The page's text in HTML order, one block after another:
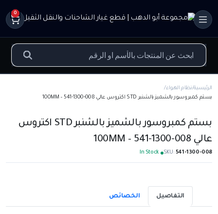
0
الرئيسية نظام الهواء
بستم كمبروسور بالشميز بالشنبر STD اكتروس عالي 100MM – 541-1300-008
بستم كمبروسور بالشميز بالشنبر STD اكتروس
عالي 100MM – 541-1300-008
SKU: 541-1300-008
In Stock
التفاصيل الخصائص